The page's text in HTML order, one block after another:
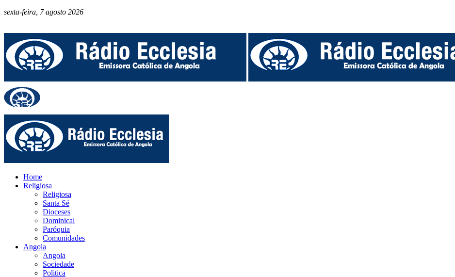
sexta-feira, 7 agosto 2026
Home
Religiosa
Religiosa
Santa Sé
Dioceses
Dominical
Paróquia
Comunidades
Angola
Angola
Sociedade
Politica